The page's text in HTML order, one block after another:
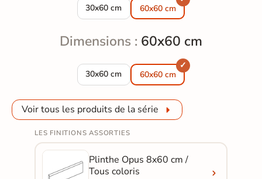
30x60 cm
Carrelage sol effet pierre Opus gris 30x60 cm
60x60 cm
Dimensions : 60x60 cm
30x60 cm
Carrelage sol effet pierre Opus gris 30x60 cm
60x60 cm
Voir tous les produits de la série
LES FINITIONS ASSORTIES
Plinthe Opus 8x60 cm /
Tous coloris